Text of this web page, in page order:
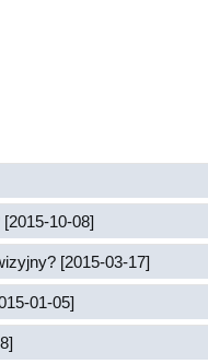
10-08]
[2015-03-17]
01-05]